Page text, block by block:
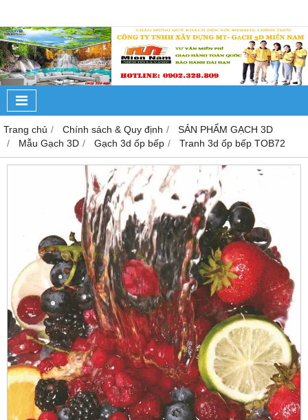
Trang chủ Chính sách & Quy định
SẢN PHẨM GẠCH 3D
Mẫu Gạch 3D
Gạch 3d ốp bếp Tranh 3d ốp bếp TOB72